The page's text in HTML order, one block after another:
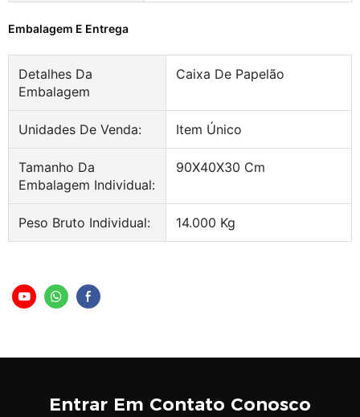
Embalagem E Entrega
Detalhes Da
Embalagem
Caixa De Papelão
Unidades De Venda: Item Único
Tamanho Da
Embalagem Individual:
90X40X30 Cm
Peso Bruto Individual: 14.000 Kg
Entrar Em Contato Conosco